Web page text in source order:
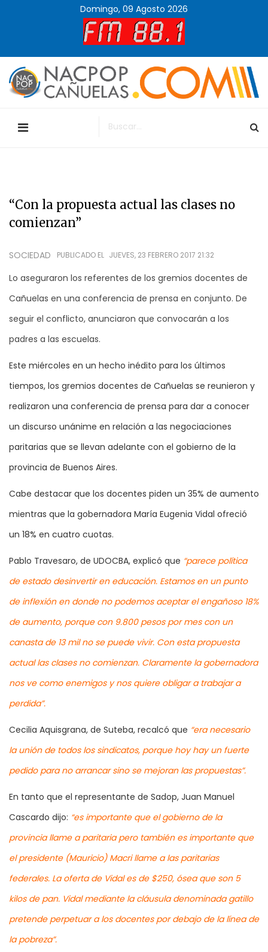
Domingo, 09 Agosto 2026
“Con la propuesta actual las clases no
comienzan”
SOCIEDAD PUBLICADO EL JUEVES, 23 FEBRERO 2017 21:32
Lo aseguraron los referentes de los gremios docentes de
Cañuelas en una conferencia de prensa en conjunto. De
seguir el conflicto, anunciaron que convocarán a los
padres a las escuelas.
Este miércoles en un hecho inédito para los últimos
tiempos, los gremios docentes de Cañuelas se reunieron y
realizaron una conferencia de prensa para dar a conocer
un discurso unánime en relación a las negociaciones
paritarias que se llevan adelante con el gobierno de la
provincia de Buenos Aires.
Cabe destacar que los docentes piden un 35% de aumento
mientras que la gobernadora María Eugenia Vidal ofreció
un 18% en cuatro cuotas.
Pablo Travesaro, de UDOCBA, explicó que “parece política
de estado desinvertir en educación. Estamos en un punto
de inflexión en donde no podemos aceptar el engañoso 18%
de aumento, porque con 9.800 pesos por mes con un
canasta de 13 mil no se puede vivir. Con esta propuesta
actual las clases no comienzan. Claramente la gobernadora
nos ve como enemigos y nos quiere obligar a trabajar a
perdida”.
Cecilia Aquisgrana, de Suteba, recalcó que “era necesario
la unión de todos los sindicatos, porque hoy hay un fuerte
pedido para no arrancar sino se mejoran las propuestas”.
En tanto que el representante de Sadop, Juan Manuel
Cascardo dijo: “es importante que el gobierno de la
provincia llame a paritaria pero también es importante que
el presidente (Mauricio) Macri llame a las paritarias
federales. La oferta de Vidal es de $250, ósea que son 5
kilos de pan. Vidal mediante la cláusula denominada gatillo
pretende perpetuar a los docentes por debajo de la línea de
la pobreza”.